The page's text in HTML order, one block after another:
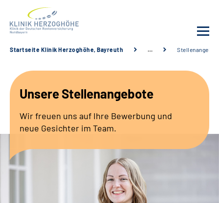
Leistungsangebot
Fachbereiche
Service
Startseite Klinik Herzoghöhe, Bayreuth …
Unsere Stellenangebote
Wir freuen uns auf Ihre Bewerbung und
neue Gesichter im Team.